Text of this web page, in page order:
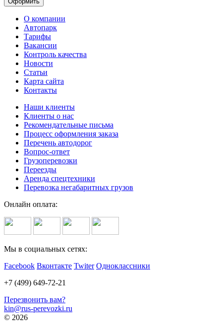
О компании
Автопарк
Тарифы
Вакансии
Контроль качества
Новости
Статьи
Карта сайта
Контакты
Наши клиенты
Клиенты о нас
Рекомендательные письма
Процесс оформления заказа
Перечень автодорог
Вопрос-ответ
Грузоперевозки
Переезды
Аренда спецтехники
Перевозка негабаритных грузов
Онлайн оплата:
Мы в социальных сетях:
Facebook Вконтакте Twiter Одноклассники
+7 (499) 649-72-21
Перезвонить вам?
kin@rus-perevozki.ru
© 2026